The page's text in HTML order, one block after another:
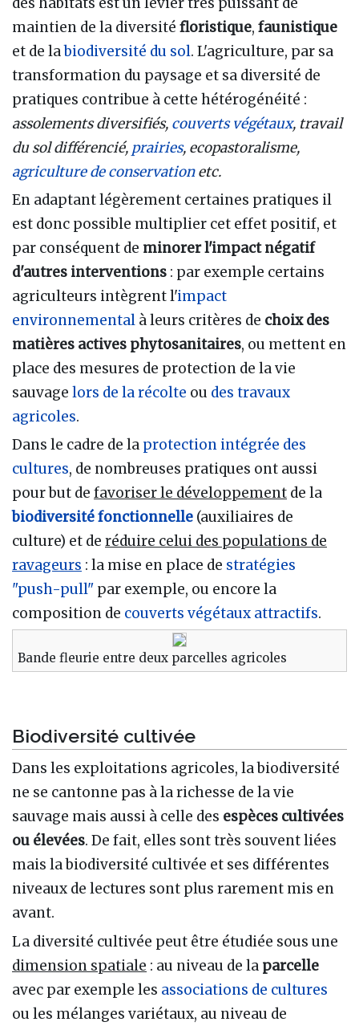
maintien de la diversité floristique, faunistique
et de labiodiversité du sol. L'agriculture, par sa
transformation du paysage et sa diversité de
pratiques contribue à cette hétérogénéité :
assolements diversifiés, couverts végétaux, travail
du sol différencié, prairies, ecopastoralisme,
agriculture de conservationetc.
En adaptant légèrement certaines pratiques il
est donc possible multiplier cet effet positif, et
par conséquent de minorer l'impact négatif
d'autres interventions : par exemple certains
agriculteurs intègrent l'impact
environnemental à leurs critères de choix des
matières actives phytosanitaires, ou mettent en
place des mesures de protection de la vie
sauvage lors de la récolte ou des travaux
agricoles.
Dans le cadre de la protection intégrée des
cultures, de nombreuses pratiques ont aussi
pour but de favoriser le développement de la
biodiversité fonctionnelle (auxiliaires de
culture) et de réduire celui des populations de
ravageurs : la mise en place de stratégies
"push-pull" par exemple, ou encore la
composition de couverts végétaux attractifs.
Bande fleurie entre deux parcelles agricoles
Biodiversité cultivée
Dans les exploitations agricoles, la biodiversité
ne se cantonne pas à la richesse de la vie
sauvage mais aussi à celle des espèces cultivées
ou élevées. De fait, elles sont très souvent liées
mais la biodiversité cultivée et ses différentes
niveaux de lectures sont plus rarement mis en
avant.
La diversité cultivée peut être étudiée sous une
dimension spatiale : au niveau de la parcelle
avec par exemple les associations de cultures
ou les mélanges variétaux, au niveau de